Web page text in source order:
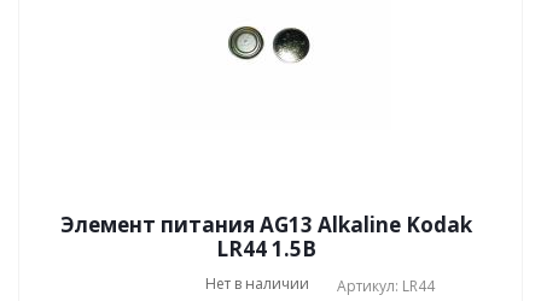
Элемент питания AG13 Alkaline Kodak
LR44 1.5В
Нет в наличии Артикул: LR44